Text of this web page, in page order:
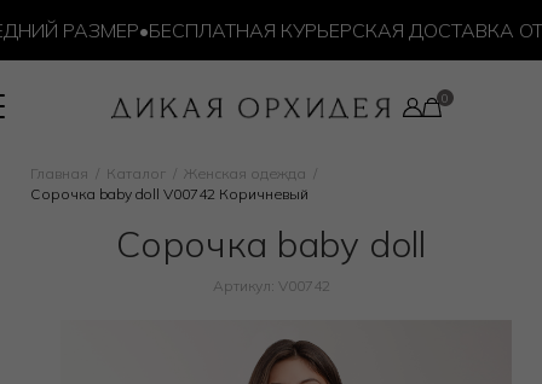
РАЗМЕР•БЕСПЛАТНАЯ КУРЬЕРСКАЯ ДОСТАВКА ОТ
Главная Каталог
Женская одежда
Сорочка baby doll V00742 Коричневый
Сорочка baby doll
Артикул: V00742